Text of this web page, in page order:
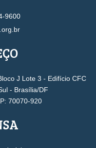
9600
J Lote 3 - Edifício CFC
- Brasília/DF
70070-920